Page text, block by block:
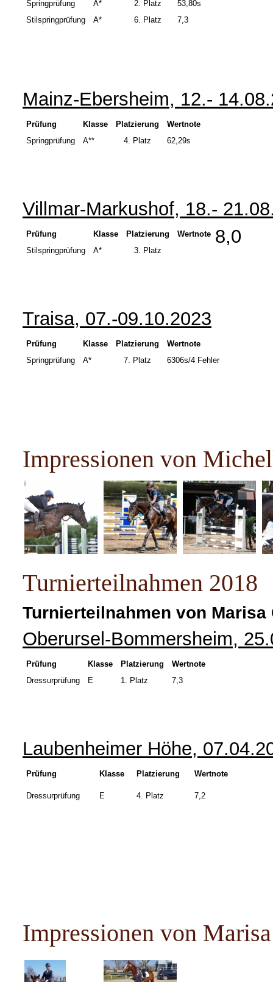
Springprüfung
A* 2. Platz
53,80s
Stilspringprüfung
A* 6. Platz 7,3
Mainz-Ebersheim, 12.-
Prüfung Klasse Platzierung
Wertnote
Springprüfung
A** 4. Platz 62,29s
Villmar-Markushof, 18.-
Prüfung Klasse Platzierung
Wertnote
Stilspringprüfung
A* 3. Platz
8,0
Traisa, 07.-09.10.2023
Prüfung Klasse Platzierung
Wertnote
Springprüfung
A* 7. Platz 6306s/4 Fehler
Impressionen von
Turnierteilnahmen 2018
Turnierteilnahmen von
Oberursel-Bommersheim,
Prüfung Klasse Platzierung
Wertnote
Dressurprüfung
E 1. Platz 7,3
Laubenheimer Höhe,
Prüfung Klasse Platzierung Wertnote
Dressurprüfung E 4. Platz 7,2
Impressionen von